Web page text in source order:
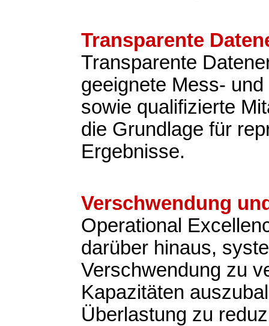
Transparente
Transparente
geeignete Mess-
sowie qualifizierte
die Grundlage für
Ergebnisse.
Verschwendung
Operational
darüber hinaus,
Verschwendung zu
Kapazitäten
Überlastung zu